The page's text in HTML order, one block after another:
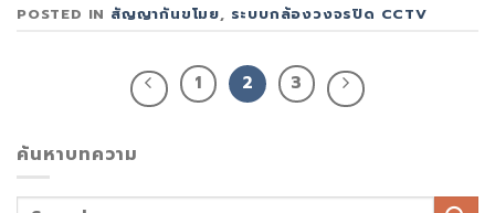
POSTED IN สัญญากันขโมย, ระบบกล้องวงจรปิด CCTV
1 2 3
ค้นหาบทความ